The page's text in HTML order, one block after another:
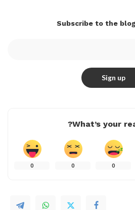
Subscribe to the
What’s your
0
0
0